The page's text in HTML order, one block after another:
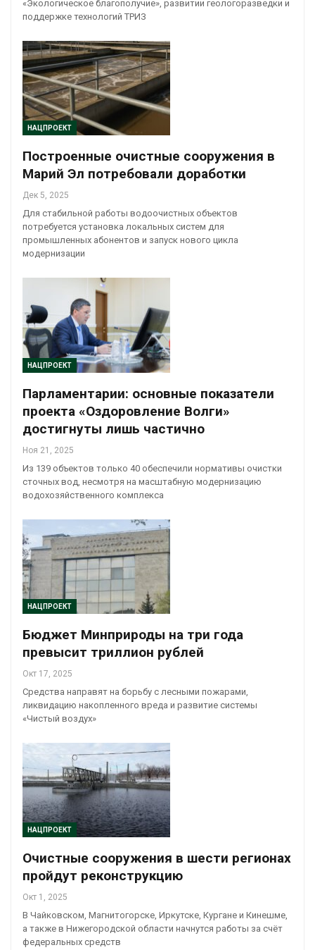
«Экологическое благополучие», развитии геологоразведки и
поддержке технологий ТРИЗ
НАЦПРОЕКТ
Построенные очистные сооружения в
Марий Эл потребовали доработки
Дек 5, 2025
Для стабильной работы водоочистных объектов
потребуется установка локальных систем для
промышленных абонентов и запуск нового цикла
модернизации
НАЦПРОЕКТ
Парламентарии: основные показатели
проекта «Оздоровление Волги»
достигнуты лишь частично
Ноя 21, 2025
Из 139 объектов только 40 обеспечили нормативы очистки
сточных вод, несмотря на масштабную модернизацию
водохозяйственного комплекса
НАЦПРОЕКТ
Бюджет Минприроды на три года
превысит триллион рублей
Окт 17, 2025
Средства направят на борьбу с лесными пожарами,
ликвидацию накопленного вреда и развитие системы
«Чистый воздух»
НАЦПРОЕКТ
Очистные сооружения в шести регионах
пройдут реконструкцию
Окт 1, 2025
В Чайковском, Магнитогорске, Иркутске, Кургане и Кинешме,
а также в Нижегородской области начнутся работы за счёт
федеральных средств